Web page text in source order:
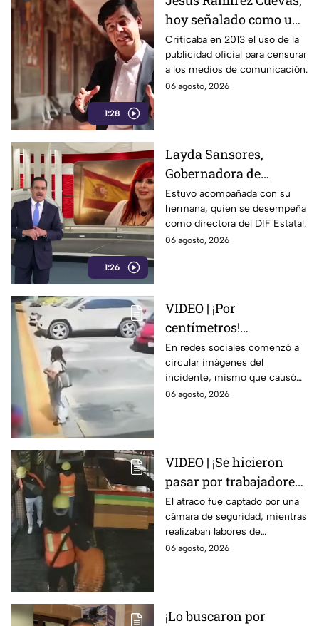
1:28
hoy señalado como una
figura clave en la
estrategia de censura
del gobierno
Criticaba en 2013 el uso de la
publicidad oficial para censurar
a los medios de comunicación.
06 agosto, 2026
1:26
Layda Sansores,
Gobernadora de
Campeche, fue captada
viajando en primera
clase rumbo a Madrid
Estuvo acompañada con su
hermana, quien se desempeña
como directora del DIF Estatal.
06 agosto, 2026
VIDEO | ¡Por
centímetros!
Automovilista casi
4tropella a una familia
en reconocida plaza
comercial
En redes sociales comenzó a
circular imágenes del
incidente, mismo que causó
diversas reacciones entre los
06 agosto, 2026
VIDEO | ¡Se hicieron
pasar por trabajadores!
Al menos 12
delincuentes sustraen
dinero y diversas
pertenencias de un
El atraco fue captado por una
cámara de seguridad, mientras
realizaban labores de
mantenimiento.
06 agosto, 2026
¡Lo buscaron por